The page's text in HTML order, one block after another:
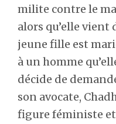
milite contre le
alors qu’elle vient
jeune fille est
à un homme
décide de
son avocate,
figure féministe